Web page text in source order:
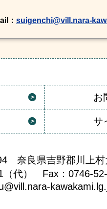
： suigenchi@vill.nara-
お
サ
奈良県吉野郡川上村
（代） Fax：0746-